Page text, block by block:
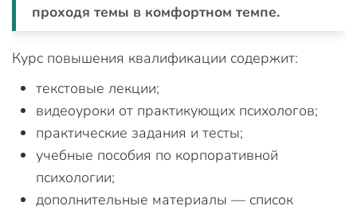
проходя темы в комфортном темпе.
Курс повышения квалификации содержит:
текстовые лекции;
видеоуроки от практикующих психологов;
практические задания и тесты;
учебные пособия по корпоративной
психологии;
дополнительные материалы — список